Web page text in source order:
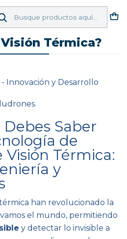
Térmica?
Innovación y Desarrollo
Saber
de
Visión Térmica:
y
térmica han revolucionado la
el mundo, permitiendo
y detectar lo invisible a